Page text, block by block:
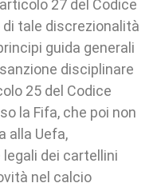
27 del Codice
di tale discrezionalità
guida generali
disciplinare
25 del Codice
la Fifa, che poi non
alla Uefa,
dei cartellini
nel calcio